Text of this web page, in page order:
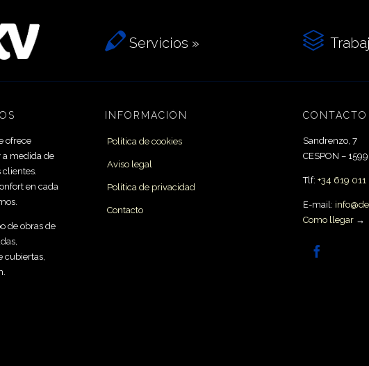
 Servicios » 
ofrece
a medida de
clientes.
en cada
de obras de
cubiertas,
INFORMACIÓN
Política de cookies
Aviso legal
Política de privacidad
Contacto
CONTACTO
Sandrenzo, 7
CESPON –
Tlf: +34 619 011
E-mail:
Como llegar →
